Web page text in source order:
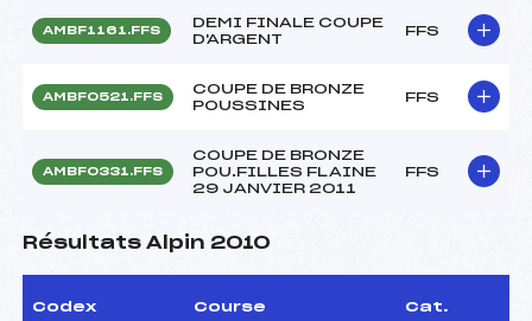
AMBF1161.FFS
DEMI FINALE COUPE
D'ARGENT
FFS
AMBF0521.FFS
COUPE DE BRONZE
POUSSINES
FFS
AMBF0331.FFS
COUPE DE BRONZE
POU.FILLES FLAINE
29 JANVIER 2011
FFS
Résultats Alpin 2010
Codex Course Cat.